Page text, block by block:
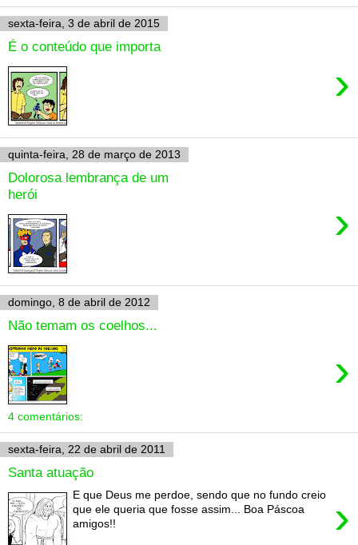
sexta-feira, 3 de abril de 2015
É o conteúdo que importa
›
quinta-feira, 28 de março de 2013
Dolorosa lembrança de um
herói
›
domingo, 8 de abril de 2012
Não temam os coelhos...
›
4 comentários:
sexta-feira, 22 de abril de 2011
Santa atuação
›
E que Deus me perdoe, sendo que no fundo creio
que ele queria que fosse assim... Boa Páscoa
amigos!!